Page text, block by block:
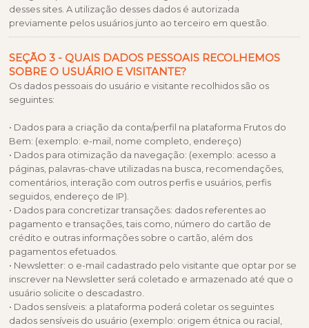
desses sites. A utilização desses dados é autorizada
previamente pelos usuários junto ao terceiro em questão.
SEÇÃO 3 - QUAIS DADOS PESSOAIS RECOLHEMOS
SOBRE O USUÁRIO E VISITANTE?
Os dados pessoais do usuário e visitante recolhidos são os
seguintes:
• Dados para a criação da conta/perfil na plataforma Frutos do
Bem: (exemplo: e-mail, nome completo, endereço)
• Dados para otimização da navegação: (exemplo: acesso a
páginas, palavras-chave utilizadas na busca, recomendações,
comentários, interação com outros perfis e usuários, perfis
seguidos, endereço de IP).
• Dados para concretizar transações: dados referentes ao
pagamento e transações, tais como, número do cartão de
crédito e outras informações sobre o cartão, além dos
pagamentos efetuados.
• Newsletter: o e-mail cadastrado pelo visitante que optar por se
inscrever na Newsletter será coletado e armazenado até que o
usuário solicite o descadastro.
• Dados sensíveis: a plataforma poderá coletar os seguintes
dados sensíveis do usuário (exemplo: origem étnica ou racial,